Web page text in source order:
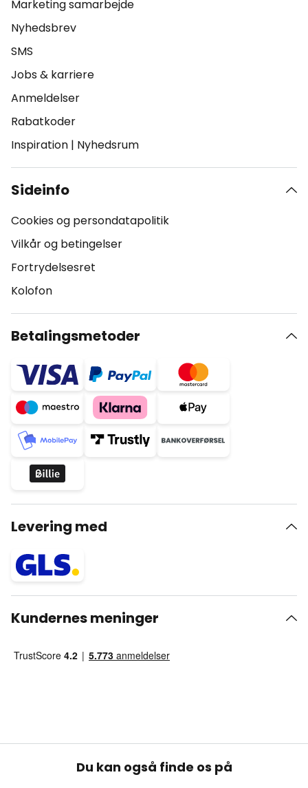
Marketing samarbejde
Nyhedsbrev
SMS
Jobs & karriere
Anmeldelser
Rabatkoder
Inspiration | Nyhedsrum
Sideinfo
Cookies og persondatapolitik
Vilkår og betingelser
Fortrydelsesret
Kolofon
Betalingsmetoder
Levering med
Kundernes meninger
Du kan også finde os på